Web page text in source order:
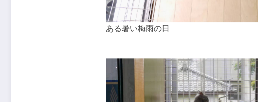
ある暑い梅雨の日